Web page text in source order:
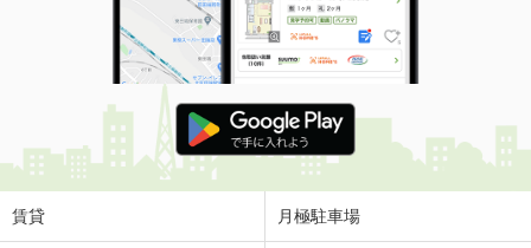
賃貸 月極駐車場